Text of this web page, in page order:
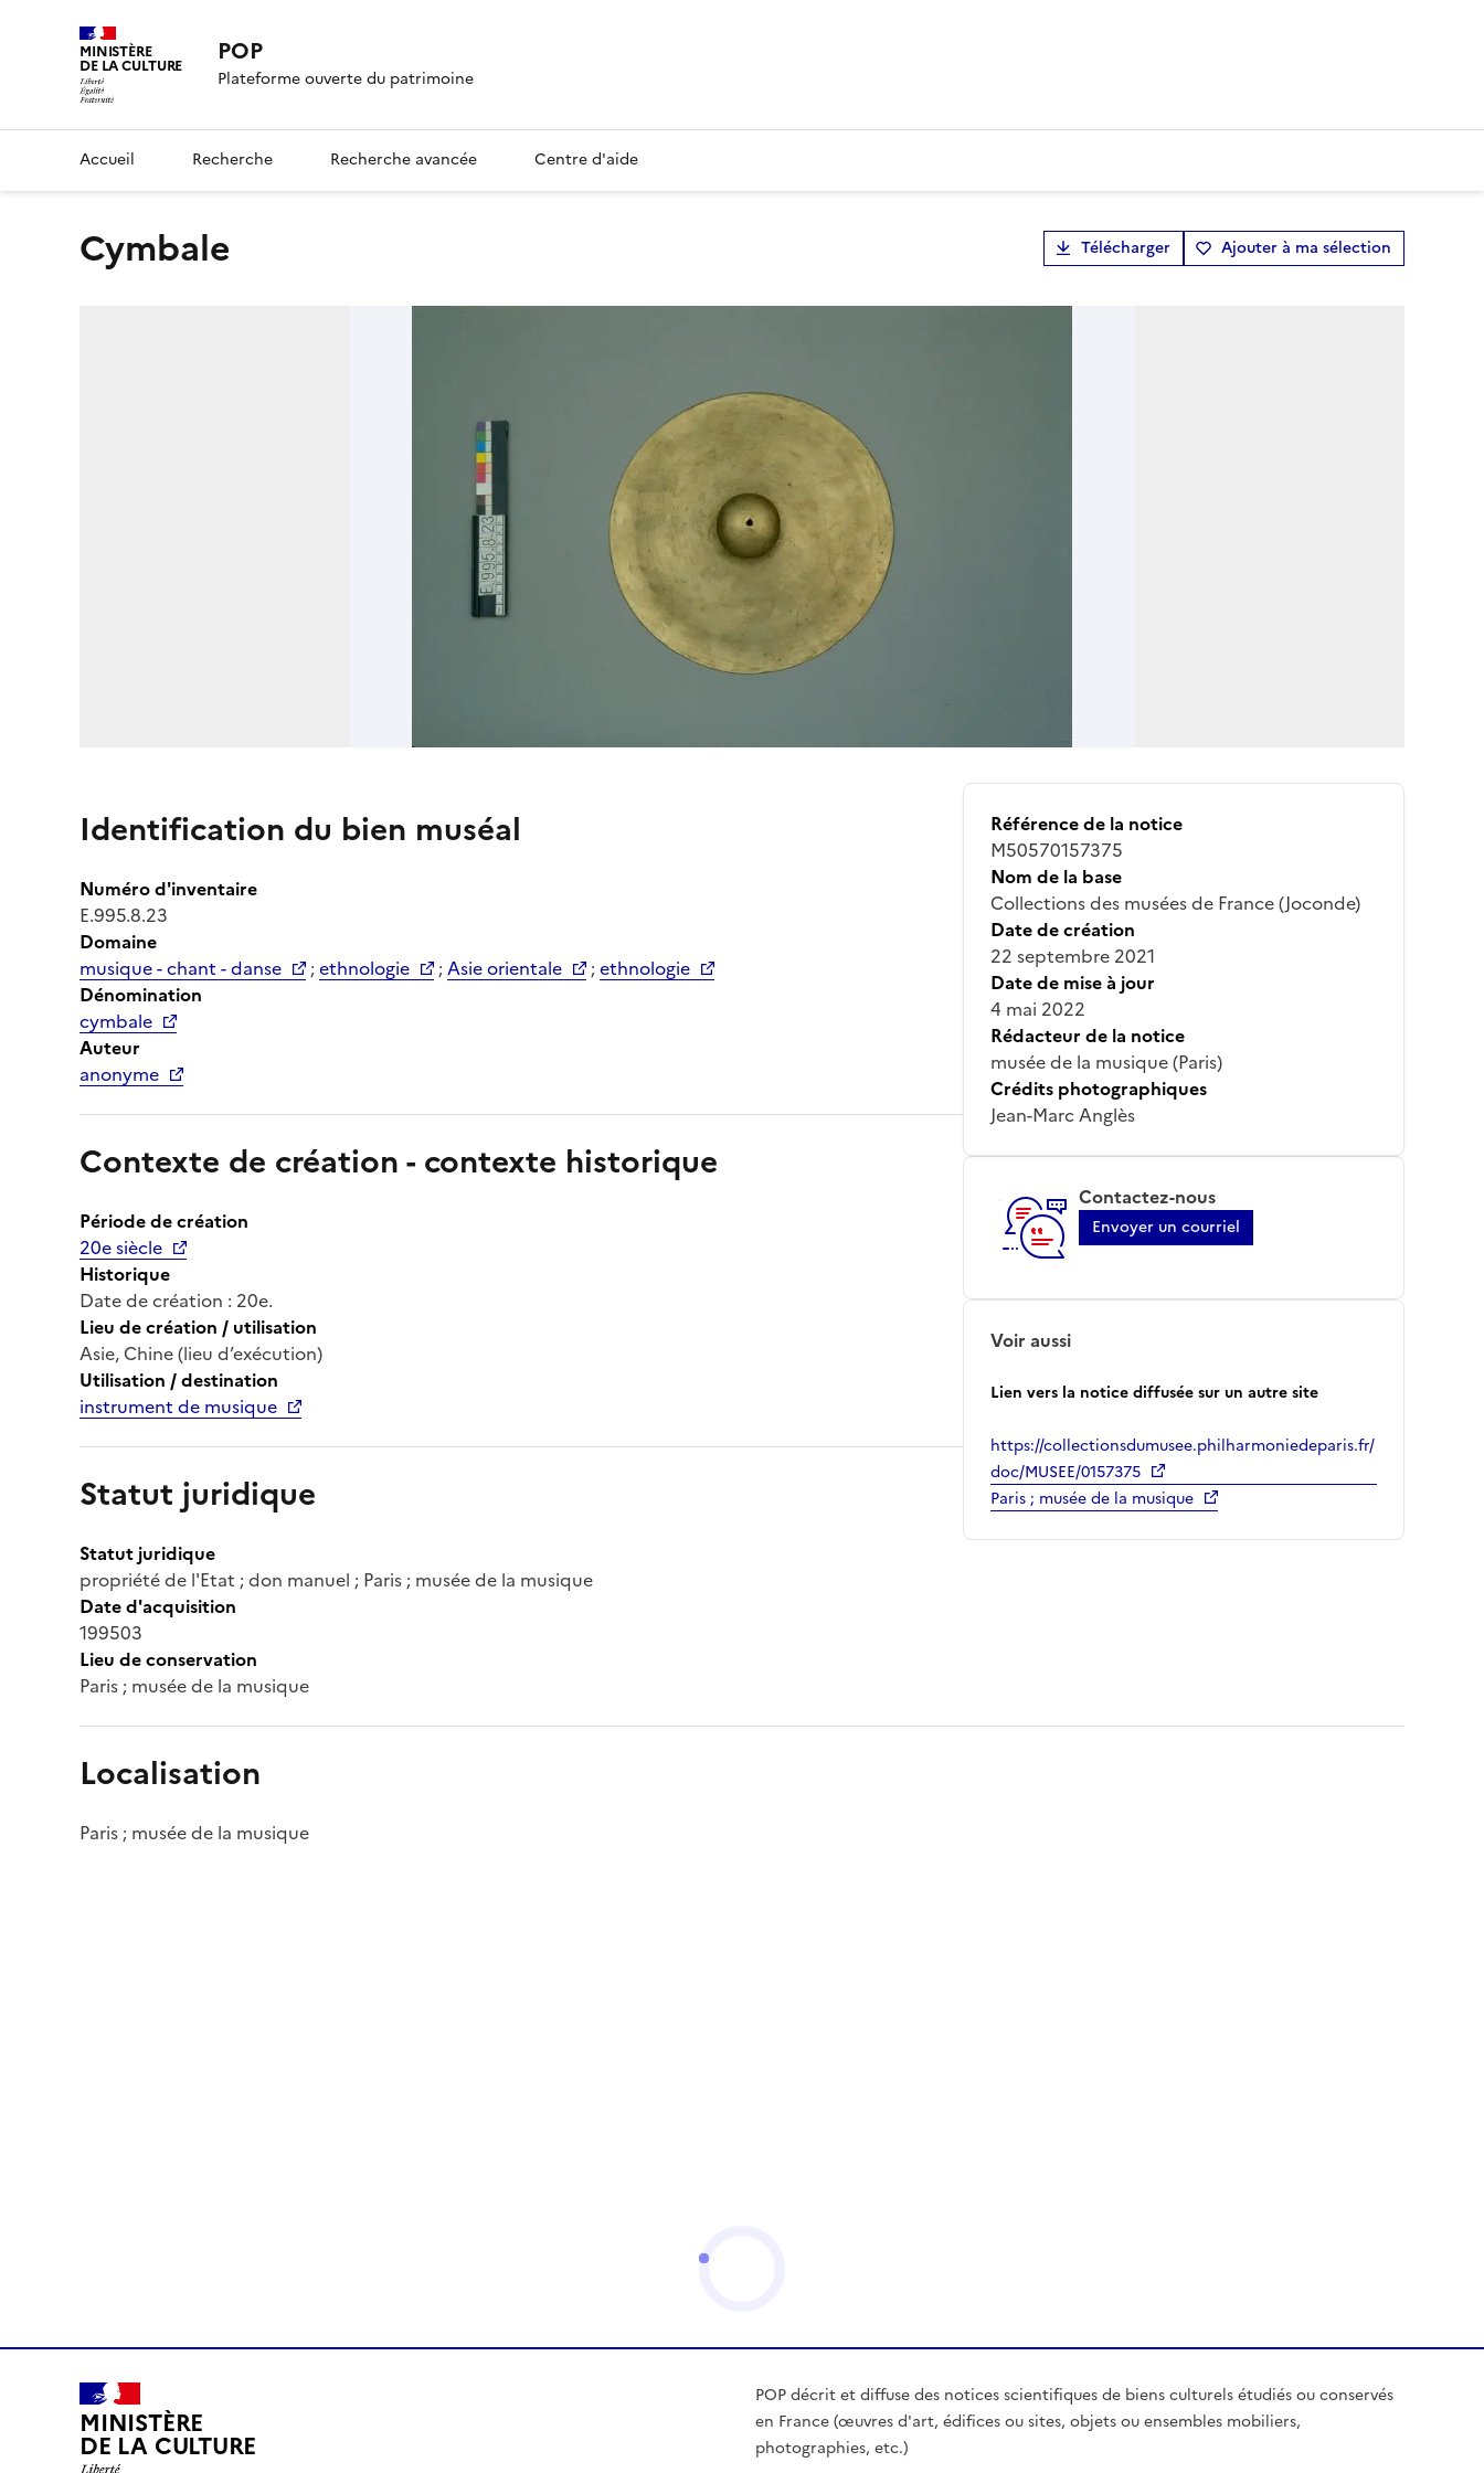
MINISTÈRE
DE LA CULTURE POP
Plateforme ouverte du patrimoine
Accueil Recherche Recherche avancée Centre d'aide
cymbale Télécharger Ajouter à ma sélection
Identification du bien muséal
Numéro d'inventaire
E.995.8.23
Domaine
musique - chant - danse
;ethnologie ;Asie orientale ;ethnologie
Dénomination
cymbale
Auteur
anonyme
Contexte de création - contexte historique
Période de création
20e siècle
Historique
Date de création : 20e.
Lieu de création / utilisation
Asie, Chine (lieu d’exécution)
Utilisation / destination
instrument de musique
Statut juridique
Statut juridique
propriété de l'Etat ; don manuel ; Paris ; musée de la musique
Date d'acquisition
199503
Lieu de conservation
Paris ; musée de la musique
Référence de la notice
M50570157375
Nom de la base
Collections des musées de France (Joconde)
Date de création
22 septembre 2021
Date de mise à jour
4 mai 2022
Rédacteur de la notice
musée de la musique (Paris)
Crédits photographiques
Jean-Marc Anglès
Contactez-nous
Envoyer un courriel
Voir aussi
Lien vers la notice diffusée sur un autre site
https://collectionsdumusee.philharmoniedeparis.fr/
doc/MUSEE/0157375
Paris ; musée de la musique
Localisation
Paris ; musée de la musique
MINISTÈRE
DE LA CULTURE
POP décrit et diffuse des notices scientifiques de biens culturels étudiés ou conservés
en France (œuvres d'art, édifices ou sites, objets ou ensembles mobiliers,
photographies, etc.)